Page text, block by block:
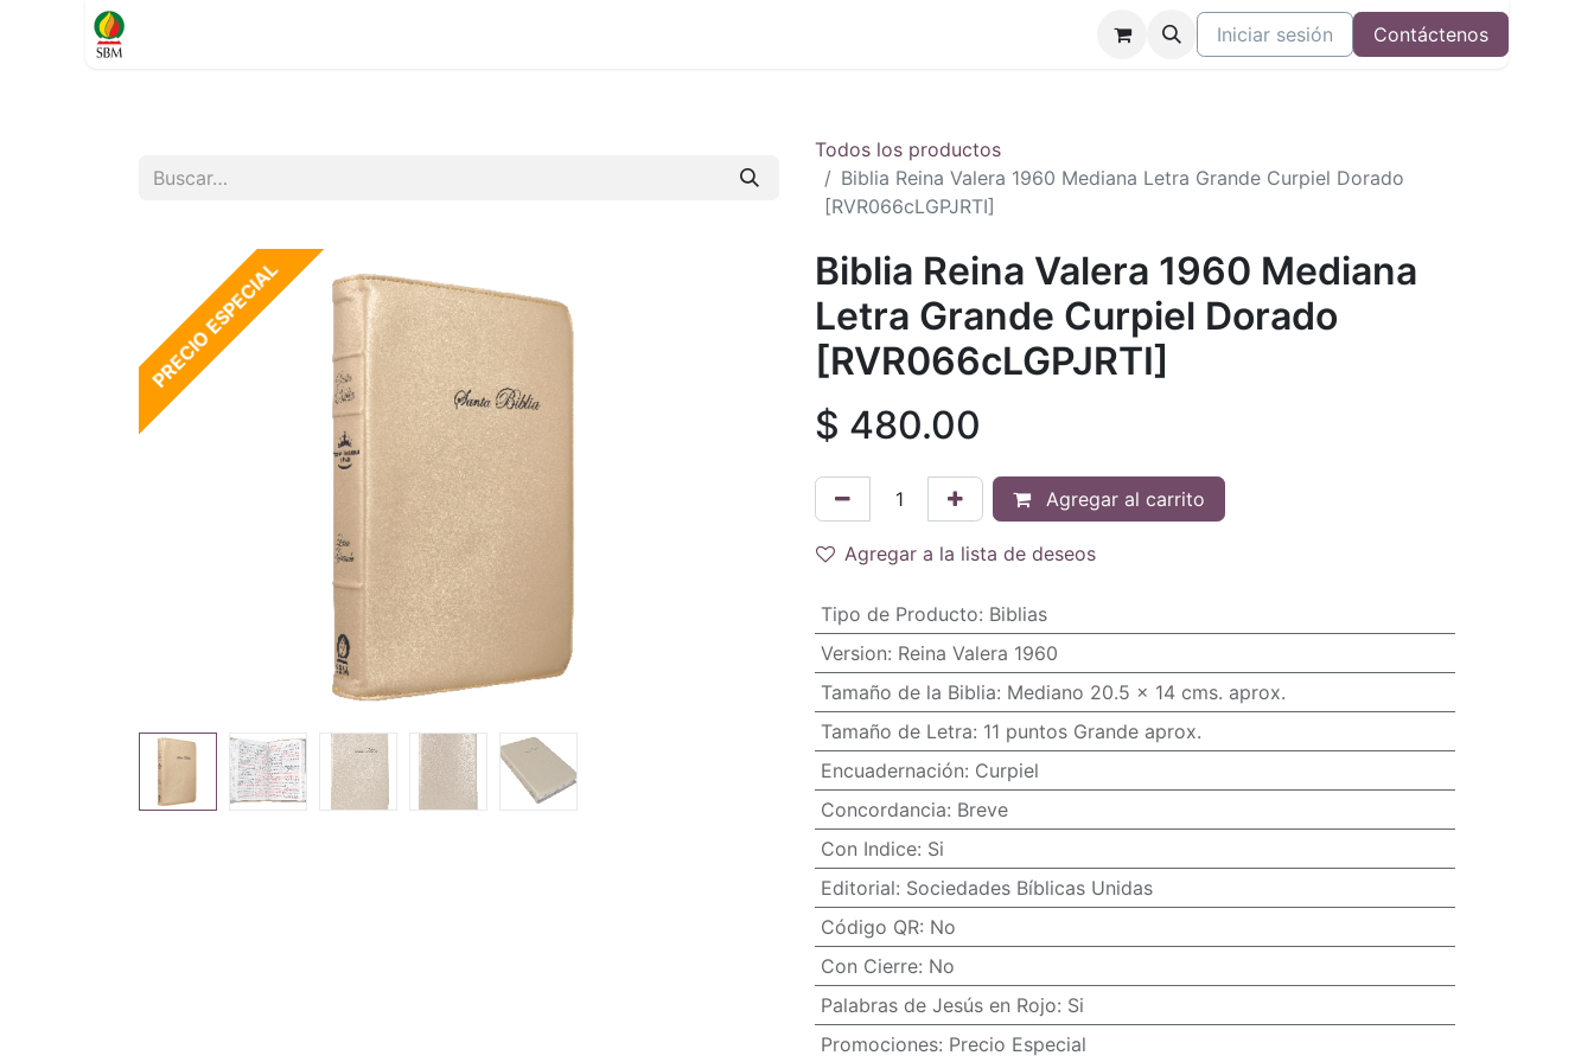
Iniciar sesión Contáctenos
Todos los productos
Biblia Reina Valera 1960 Mediana Letra Grande Curpiel Dorado
[RVR066cLGPJRTI]
PRECIO ESPECIAL
Biblia Reina Valera 1960 Mediana
Letra Grande Curpiel Dorado
[RVR066cLGPJRTI]
$ 480.00
Agregar al carrito
Agregar a la lista de deseos
Tipo de Producto: Biblias
Version: Reina Valera 1960
Tamaño de la Biblia: Mediano 20.5 x 14 cms. aprox.
Tamaño de Letra: 11 puntos Grande aprox.
Encuadernación: Curpiel
Concordancia: Breve
Con Indice: Si
Editorial: Sociedades Bíblicas Unidas
Código QR: No
Con Cierre: No
Palabras de Jesús en Rojo: Si
Promociones: Precio Especial